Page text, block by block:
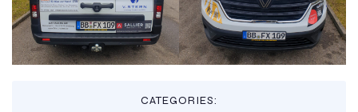
CATEGORIES: